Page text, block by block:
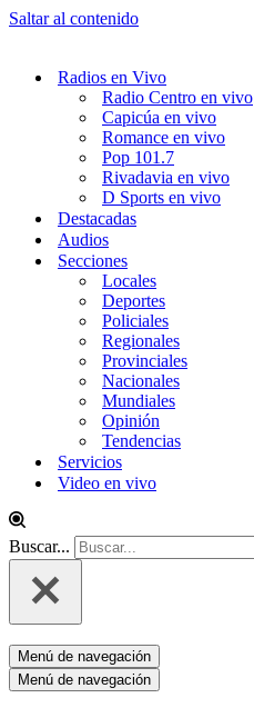
Saltar al contenido
Radios en Vivo
Radio Centro en vivo
Capicúa en vivo
Romance en vivo
Pop 101.7
Rivadavia en vivo
D Sports en vivo
Destacadas
Audios
Secciones
Locales
Deportes
Policiales
Regionales
Provinciales
Nacionales
Mundiales
Opinión
Tendencias
Servicios
Video en vivo
Buscar...
Menú de navegación
Menú de navegación